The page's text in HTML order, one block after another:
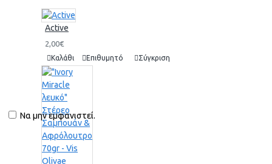
Να μην εμφανιστεί.
Active
2,00€
Καλάθι Επιθυμητό Σύγκριση